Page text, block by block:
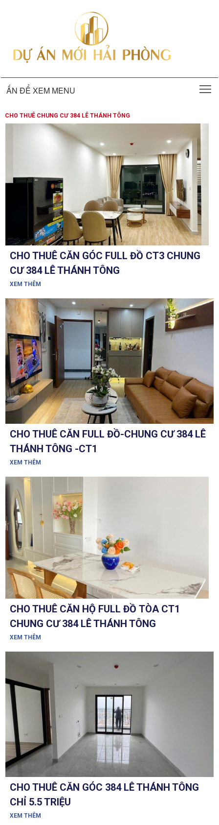
ẤN ĐỂ XEM MENU
CHO THUÊ CHUNG CƯ 384 LÊ THÁNH TÔNG
CHO THUÊ CĂN GÓC FULL ĐỒ CT3 CHUNG
CƯ 384 LÊ THÁNH TÔNG
XEM THÊM
CHO THUÊ CĂN FULL ĐỒ-CHUNG CƯ 384 LÊ
THÁNH TÔNG -CT1
XEM THÊM
CHO THUÊ CĂN HỘ FULL ĐỒ TÒA CT1
CHUNG CƯ 384 LÊ THÁNH TÔNG
XEM THÊM
CHO THUÊ CĂN GÓC 384 LÊ THÁNH TÔNG
CHỈ 5.5 TRIỆU
XEM THÊM